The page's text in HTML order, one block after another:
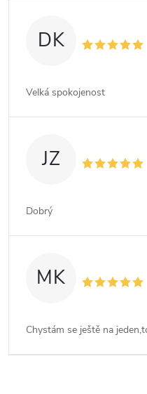
DK
Velká spokojenost
JZ
Dobrý
MK
Chystám se ještě na